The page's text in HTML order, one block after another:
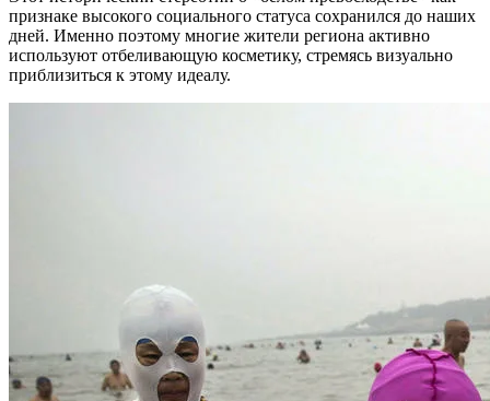
признаке высокого социального статуса сохранился до наших
дней. Именно поэтому многие жители региона активно
используют отбеливающую косметику, стремясь визуально
приблизиться к этому идеалу.